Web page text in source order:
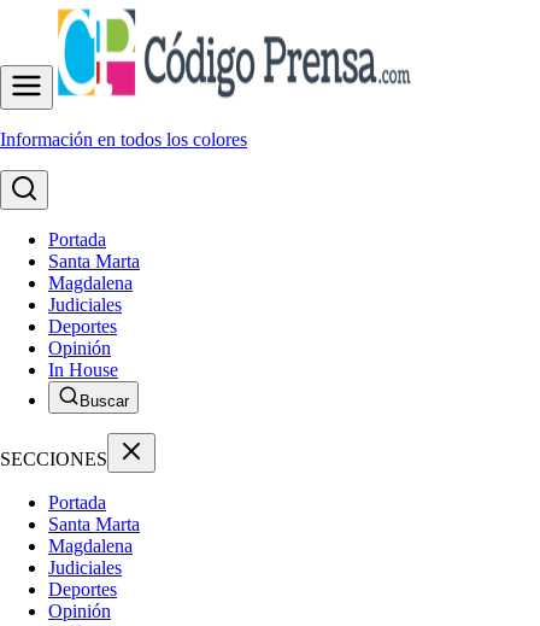
Información en todos los colores
Portada
Santa Marta
Magdalena
Judiciales
Deportes
Opinión
In House
Buscar
SECCIONES
Portada
Santa Marta
Magdalena
Judiciales
Deportes
Opinión